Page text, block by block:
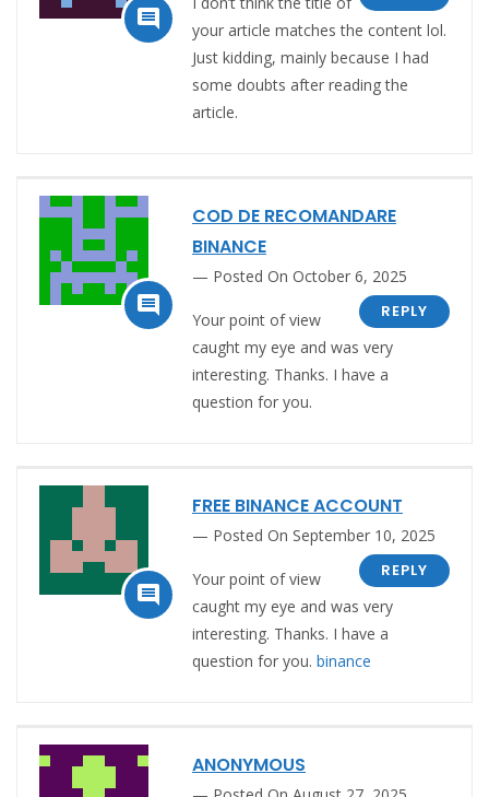

your article matches the content lol.
Just kidding, mainly because I had
some doubts after reading the
article.

COD DE RECOMANDARE
BINANCE
Posted On October 6, 2025
REPLY
Your point of view
caught my eye and was very
interesting. Thanks. I have a
question for you.

FREE BINANCE ACCOUNT
Posted On September 10, 2025
REPLY
Your point of view
caught my eye and was very
interesting. Thanks. I have a
question for you. binance
ANONYMOUS